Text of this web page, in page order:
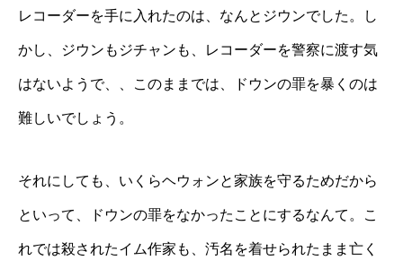
レコーダーを手に入れたのは、なんとジウンでした。し
かし、ジウンもジチャンも、レコーダーを警察に渡す気
はないようで、、このままでは、ドウンの罪を暴くのは
難しいでしょう。
それにしても、いくらヘウォンと家族を守るためだから
といって、ドウンの罪をなかったことにするなんて。こ
れでは殺されたイム作家も、汚名を着せられたまま亡く